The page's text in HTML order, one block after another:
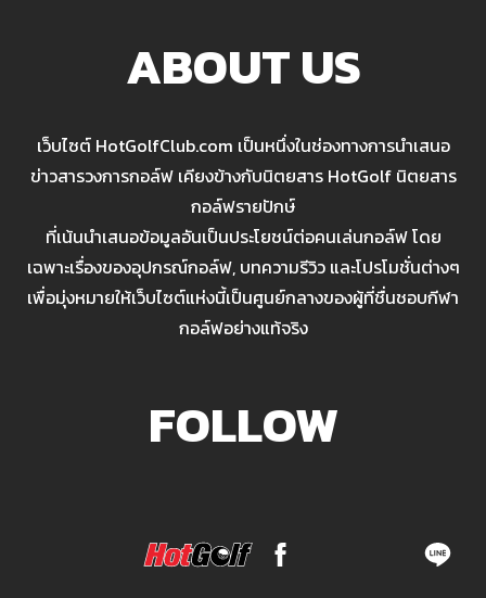
ABOUT US
เว็บไซต์ HotGolfClub.com เป็นหนึ่งในช่องทางการนำเสนอ
ข่าวสารวงการกอล์ฟ เคียงข้างกับนิตยสาร HotGolf นิตยสาร
กอล์ฟรายปักษ์
ที่เน้นนำเสนอข้อมูลอันเป็นประโยชน์ต่อคนเล่นกอล์ฟ โดย
เฉพาะเรื่องของอุปกรณ์กอล์ฟ, บทความรีวิว และโปรโมชั่นต่างๆ
เพื่อมุ่งหมายให้เว็บไซต์แห่งนี้เป็นศูนย์กลางของผู้ที่ชื่นชอบกีฬา
กอล์ฟอย่างแท้จริง
FOLLOW